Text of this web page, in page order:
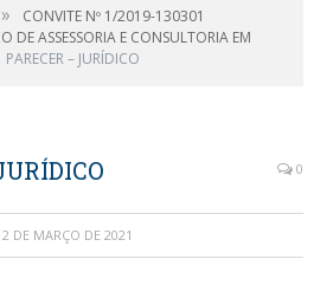
»
CONVITE Nº 1/2019-130301
DE ASSESSORIA E CONSULTORIA EM
PARECER – JURÍDICO
0
DE MARÇO DE 2021